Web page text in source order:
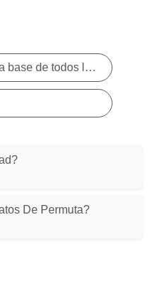
Contratos a plazo:la base de todos los derivados
De Permuta?